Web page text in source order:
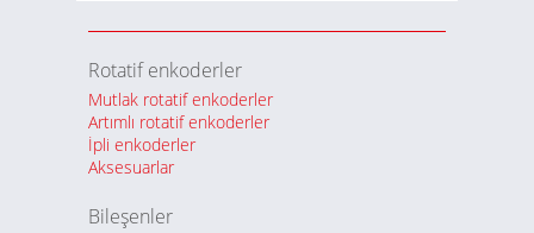
Rotatif enkoderler
Mutlak rotatif enkoderler
Artımlı rotatif enkoderler
İpli enkoderler
Aksesuarlar
Bileşenler